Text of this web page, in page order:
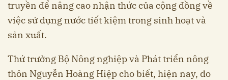
truyền để nâng cao nhận thức của cộng đồng về
việc sử dụng nước tiết kiệm trong sinh hoạt và
sản xuất.
Thứ trưởng Bộ Nông nghiệp và Phát triển nông
thôn Nguyễn Hoàng Hiệp cho biết, hiện nay, do